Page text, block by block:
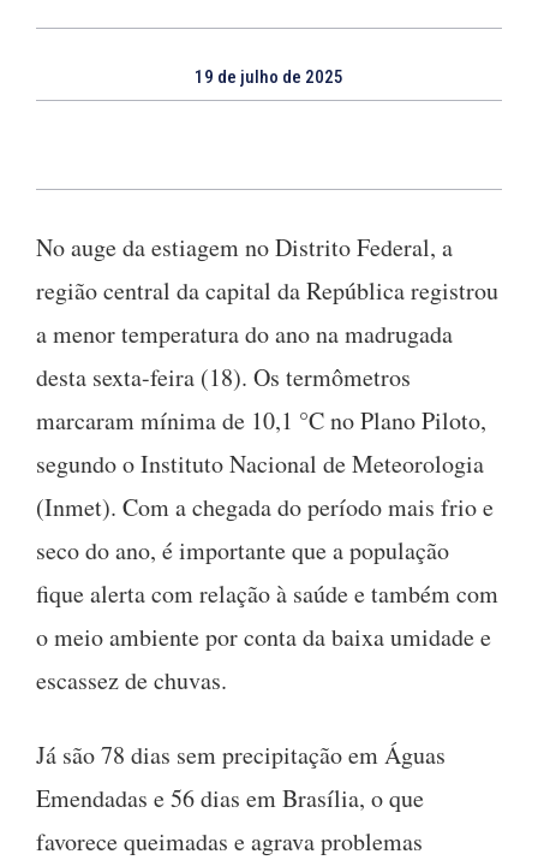
19 de julho de 2025
No auge da estiagem no Distrito Federal, a
região central da capital da República registrou
a menor temperatura do ano na madrugada
desta sexta-feira (18). Os termômetros
marcaram mínima de 10,1 °C no Plano Piloto,
segundo o Instituto Nacional de Meteorologia
(Inmet). Com a chegada do período mais frio e
seco do ano, é importante que a população
fique alerta com relação à saúde e também com
o meio ambiente por conta da baixa umidade e
escassez de chuvas.
Já são 78 dias sem precipitação em Águas
Emendadas e 56 dias em Brasília, o que
favorece queimadas e agrava problemas